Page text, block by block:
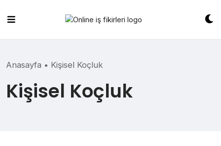
content
Anasayfa • Kişisel Koçluk
Kişisel Koçluk